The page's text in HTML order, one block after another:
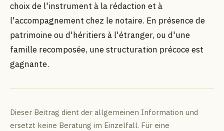
choix de l'instrument à la rédaction et à
l'accompagnement chez le notaire. En présence de
patrimoine ou d'héritiers à l'étranger, ou d'une
famille recomposée, une structuration précoce est
gagnante.
Dieser Beitrag dient der allgemeinen Information und
ersetzt keine Beratung im Einzelfall. Für eine